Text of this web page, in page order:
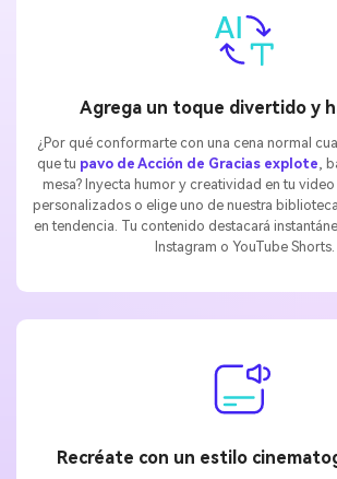
Agrega un toque divertido y
¿Por qué conformarte con una cena normal
que tu pavo de Acción de Gracias explote ,
mesa? Inyecta humor y creatividad en tu
personalizados o elige uno de nuestra
en tendencia. Tu contenido destacará
Instagram o YouTube Shorts.
Recréate con un estilo